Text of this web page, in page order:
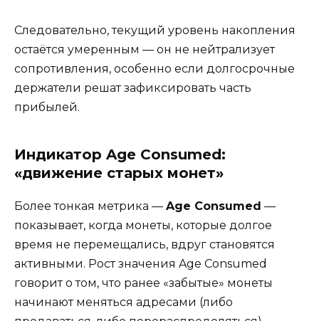
Следовательно, текущий уровень накопления
остаётся умеренным — он не нейтрализует
сопротивления, особенно если долгосрочные
держатели решат зафиксировать часть
прибылей.
Индикатор Age Consumed:
«движение старых монет»
Более тонкая метрика — Age Consumed —
показывает, когда монеты, которые долгое
время не перемещались, вдруг становятся
активными. Рост значения Age Consumed
говорит о том, что ранее «забытые» монеты
начинают меняться адресами (либо